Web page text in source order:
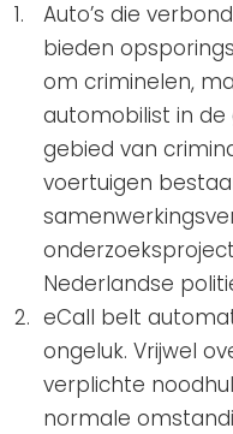
Auto’s die
bieden
om criminelen,
automobilist in
gebied van
voertuigen
Nederlandse
eCall belt
ongeluk. Vrijwel
verplichte
normale